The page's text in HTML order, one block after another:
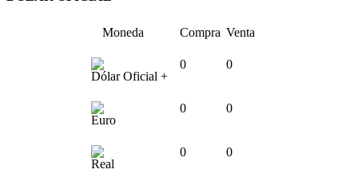
Moneda Compra Venta
Dólar Oficial +
0 0
Euro
0 0
Real
0 0